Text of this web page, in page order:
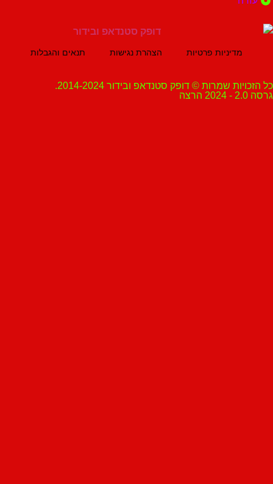
מדיניות פרטיות הצהרת נגישות תנאים והגבלות
שמרות © דופק סטנדאפ ובידור 2014-2024.